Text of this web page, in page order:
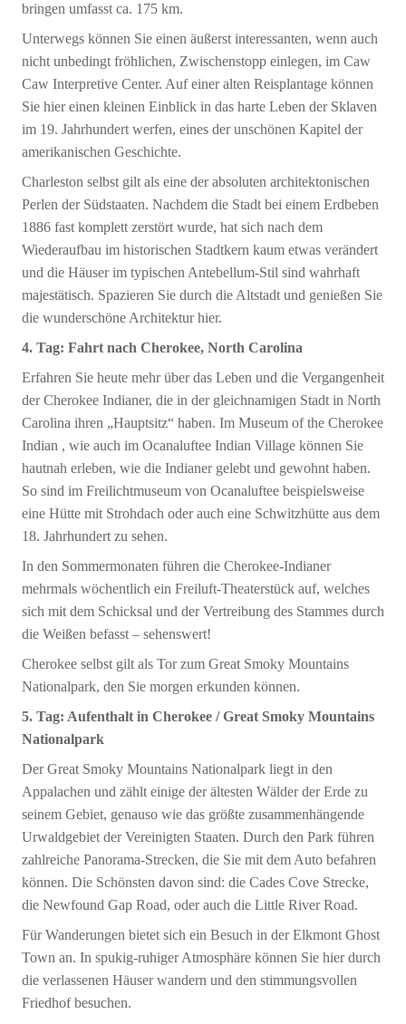
bringen umfasst ca. 175 km.
Unterwegs können Sie einen äußerst interessanten, wenn auch
nicht unbedingt fröhlichen, Zwischenstopp einlegen, im Caw
Caw Interpretive Center. Auf einer alten Reisplantage können
Sie hier einen kleinen Einblick in das harte Leben der Sklaven
im 19. Jahrhundert werfen, eines der unschönen Kapitel der
amerikanischen Geschichte.
Charleston selbst gilt als eine der absoluten architektonischen
Perlen der Südstaaten. Nachdem die Stadt bei einem Erdbeben
1886 fast komplett zerstört wurde, hat sich nach dem
Wiederaufbau im historischen Stadtkern kaum etwas verändert
und die Häuser im typischen Antebellum-Stil sind wahrhaft
majestätisch. Spazieren Sie durch die Altstadt und genießen Sie
die wunderschöne Architektur hier.
4. Tag: Fahrt nach Cherokee, North Carolina
Erfahren Sie heute mehr über das Leben und die Vergangenheit
der Cherokee Indianer, die in der gleichnamigen Stadt in North
Carolina ihren „Hauptsitz“ haben. Im Museum of the Cherokee
Indian , wie auch im Ocanaluftee Indian Village können Sie
hautnah erleben, wie die Indianer gelebt und gewohnt haben.
So sind im Freilichtmuseum von Ocanaluftee beispielsweise
eine Hütte mit Strohdach oder auch eine Schwitzhütte aus dem
18. Jahrhundert zu sehen.
In den Sommermonaten führen die Cherokee-Indianer
mehrmals wöchentlich ein Freiluft-Theaterstück auf, welches
sich mit dem Schicksal und der Vertreibung des Stammes durch
die Weißen befasst – sehenswert!
Cherokee selbst gilt als Tor zum Great Smoky Mountains
Nationalpark, den Sie morgen erkunden können.
5. Tag: Aufenthalt in Cherokee / Great Smoky Mountains
Nationalpark
Der Great Smoky Mountains Nationalpark liegt in den
Appalachen und zählt einige der ältesten Wälder der Erde zu
seinem Gebiet, genauso wie das größte zusammenhängende
Urwaldgebiet der Vereinigten Staaten. Durch den Park führen
zahlreiche Panorama-Strecken, die Sie mit dem Auto befahren
können. Die Schönsten davon sind: die Cades Cove Strecke,
die Newfound Gap Road, oder auch die Little River Road.
Für Wanderungen bietet sich ein Besuch in der Elkmont Ghost
Town an. In spukig-ruhiger Atmosphäre können Sie hier durch
die verlassenen Häuser wandern und den stimmungsvollen
Friedhof besuchen.